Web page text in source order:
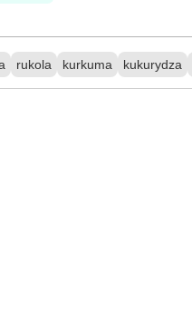
rukola kurkuma kukurydza